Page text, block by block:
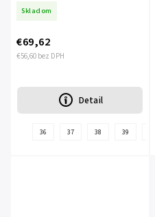
Skladom
€56,60 bez DPH
€69,62
Detail
36 37 38 39